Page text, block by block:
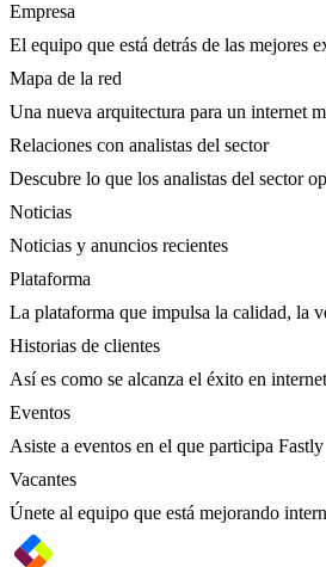
Empresa
El equipo que está detrás de las mejores
Mapa de la red
Una nueva arquitectura para un internet
Relaciones con analistas del sector
Descubre lo que los analistas del sector
Noticias
Noticias y anuncios recientes
Plataforma
La plataforma que impulsa la calidad, la
Historias de clientes
Así es como se alcanza el éxito en internet
Eventos
Asiste a eventos en el que participa Fastly
Vacantes
Únete al equipo que está mejorando